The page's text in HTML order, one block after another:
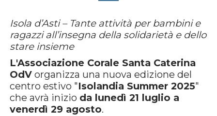
Isola d’Asti – Tante attività per bambini e
ragazzi all’insegna della solidarietà e dello
stare insieme
L'Associazione Corale Santa Caterina
OdV organizza una nuova edizione del
centro estivo "Isolandia Summer 2025"
che avrà inizio da lunedì 21 luglio a
venerdì 29 agosto.